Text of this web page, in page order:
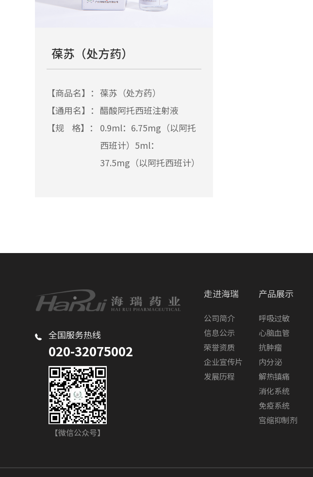
葆苏（处方药）
【商品名】： 葆苏（处方药）
【通用名】： 醋酸阿托西班注射液
【规 格】：
0.9ml：6.75mg（以阿托
西班计）5ml：
37.5mg（以阿托西班计）
≥50%；年龄≥18；妊娠
常。
全国服务热线
020-32075002
【微信公众号】
走进海瑞
公司简介
信息公示
荣誉资质
企业宣传片
发展历程
产品展示
呼吸过敏
心脑血管
抗肿瘤
内分泌
解热镇痛
消化系统
免疫系统
宫缩抑制剂